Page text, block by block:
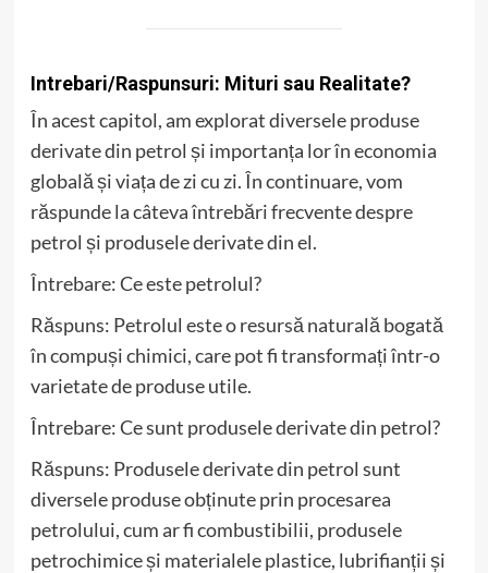
Intrebari/Raspunsuri: Mituri sau Realitate?
În acest capitol, am explorat diversele produse
derivate din petrol și importanța lor în economia
globală și viața de zi cu zi. În continuare, vom
răspunde la câteva întrebări frecvente despre
petrol și produsele derivate din el.
Întrebare: Ce este petrolul?
Răspuns: Petrolul este o resursă naturală bogată
în compuși chimici, care pot fi transformați într-o
varietate de produse utile.
Întrebare: Ce sunt produsele derivate din petrol?
Răspuns: Produsele derivate din petrol sunt
diversele produse obținute prin procesarea
petrolului, cum ar fi combustibilii, produsele
petrochimice și materialele plastice, lubrifianții și